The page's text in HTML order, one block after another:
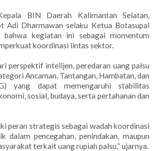
BIN Daerah Kalimantan Selatan,
Adi Dharmawan selaku Ketua Botasupal
bahwa kegiatan ini sebagai momentum
koordinasi lintas sektor.
perspektif intelijen, peredaran uang palsu
Ancaman, Tantangan, Hambatan, dan
yang dapat memengaruhi stabilitas
sosial, budaya, serta pertahanan dan
peran strategis sebagai wadah koordinasi
dalam pencegahan, penindakan, maupun
terkait uang rupiah palsu,” ujarnya.